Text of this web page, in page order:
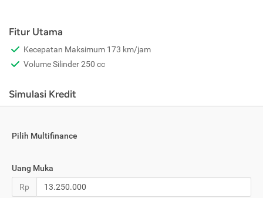
Fitur Utama
Kecepatan Maksimum 173 km/jam
Volume Silinder 250 cc
Simulasi Kredit
Pilih Multifinance
Uang Muka
Rp